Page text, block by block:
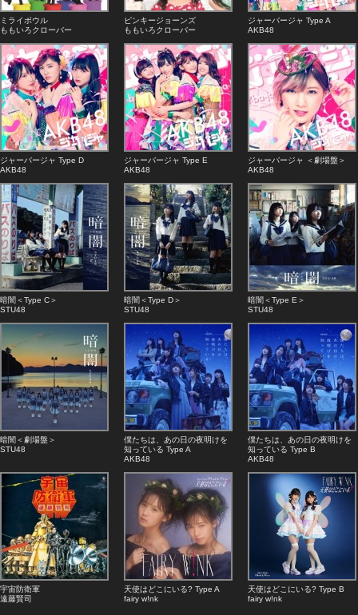
ミライボウル
ももいろクローバー
ピンキージョーンズ
ももいろクローバー
ジャーバージャ Type A
AKB48
ジャーバージャ Type D
AKB48
ジャーバージャ Type E
AKB48
ジャーバージャ ＜劇場盤＞
AKB48
暗闇＜Type C＞
STU48
暗闇＜Type D＞
STU48
暗闇＜Type E＞
STU48
暗闇＜劇場盤＞
STU48
僕たちは、あの日の夜明けを
知っている Type A
AKB48
僕たちは、あの日の夜明けを
知っている Type B
AKB48
宇宙防衛軍
遠藤賢司
天使はどこにいる? Type A
fairy w!nk
天使はどこにいる? Type B
fairy w!nk